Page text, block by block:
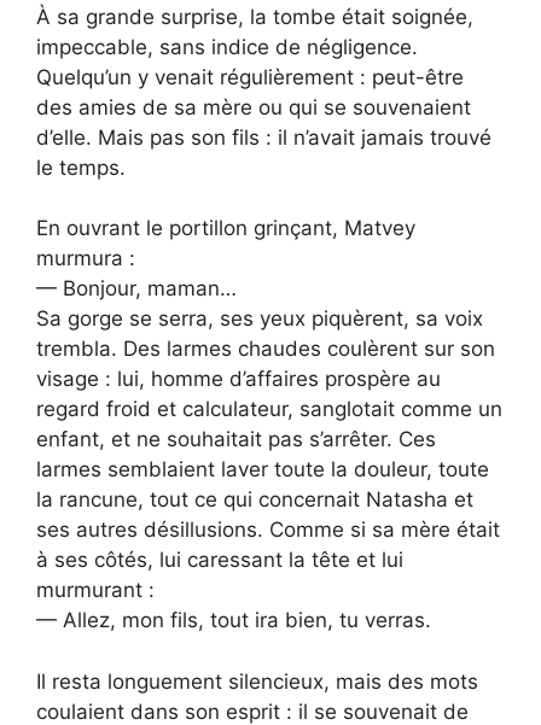
À sa grande surprise, la tombe était soignée,
impeccable, sans indice de négligence.
Quelqu’un y venait régulièrement : peut-être
des amies de sa mère ou qui se souvenaient
d’elle. Mais pas son fils : il n’avait jamais trouvé
le temps.
En ouvrant le portillon grinçant, Matvey
murmura :
— Bonjour, maman…
Sa gorge se serra, ses yeux piquèrent, sa voix
trembla. Des larmes chaudes coulèrent sur son
visage : lui, homme d’affaires prospère au
regard froid et calculateur, sanglotait comme un
enfant, et ne souhaitait pas s’arrêter. Ces
larmes semblaient laver toute la douleur, toute
la rancune, tout ce qui concernait Natasha et
ses autres désillusions. Comme si sa mère était
à ses côtés, lui caressant la tête et lui
murmurant :
— Allez, mon fils, tout ira bien, tu verras.
Il resta longuement silencieux, mais des mots
coulaient dans son esprit : il se souvenait de